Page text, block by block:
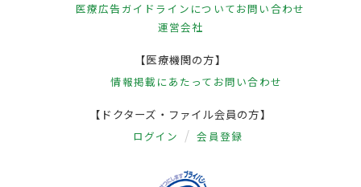
医療広告ガイドラインについてお問い合わせ
運営会社
【医療機関の方】
情報掲載にあたって お問い合わせ
【ドクターズ・ファイル会員の方】
ログイン 会員登録